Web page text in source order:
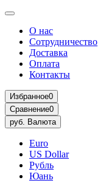
О нас
Сотрудничество
Доставка
Оплата
Контакты
Избранное0
Сравнение0
руб. Валюта
Euro
US Dollar
Рубль
Юань